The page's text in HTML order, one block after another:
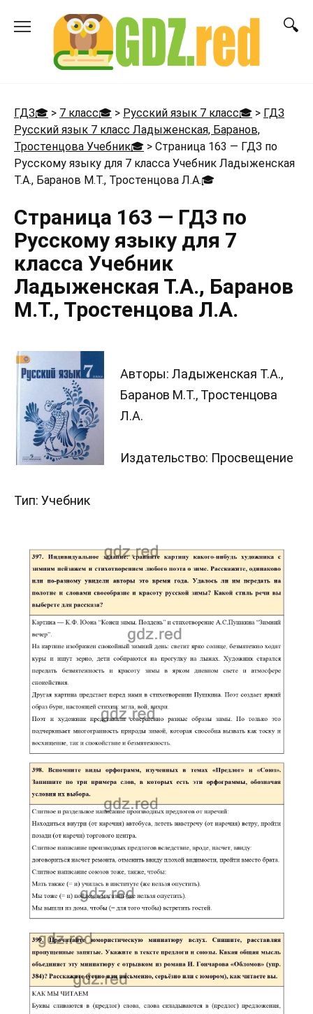
ГДЗ🎓 > 7 класс🎓 > Русский язык 7 класс🎓 > ГДЗ
Русский язык 7 класс Ладыженская, Баранов,
Тростенцова Учебник🎓 > Страница 163 — ГДЗ по
Русскому языку для 7 класса Учебник Ладыженская
Т.А., Баранов М.Т., Тростенцова Л.А.🎓
Страница 163 — ГДЗ по
Русскому языку для 7
класса Учебник
Ладыженская Т.А., Баранов
М.Т., Тростенцова Л.А.
Авторы: Ладыженская Т.А.,
Баранов М.Т., Тростенцова
Л.А.
Издательство: Просвещение
Тип: Учебник